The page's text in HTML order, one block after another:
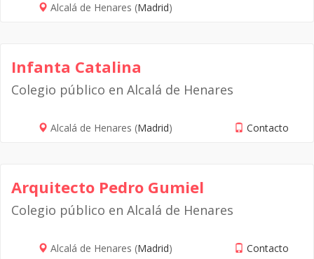
Alcalá de Henares (Madrid)
Infanta Catalina
Colegio público en Alcalá de Henares
Alcalá de Henares (Madrid) Contacto
Arquitecto Pedro Gumiel
Colegio público en Alcalá de Henares
Alcalá de Henares (Madrid) Contacto